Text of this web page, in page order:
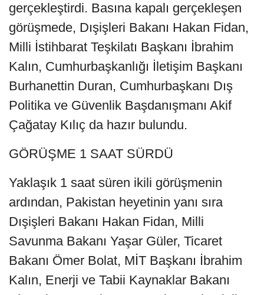
gerçekleştirdi. Basına kapalı gerçekleşen
görüşmede, Dışişleri Bakanı Hakan Fidan,
Milli İstihbarat Teşkilatı Başkanı İbrahim
Kalın, Cumhurbaşkanlığı İletişim Başkanı
Burhanettin Duran, Cumhurbaşkanı Dış
Politika ve Güvenlik Başdanışmanı Akif
Çağatay Kılıç da hazır bulundu.
GÖRÜŞME 1 SAAT SÜRDÜ
Yaklaşık 1 saat süren ikili görüşmenin
ardından, Pakistan heyetinin yanı sıra
Dışişleri Bakanı Hakan Fidan, Milli
Savunma Bakanı Yaşar Güler, Ticaret
Bakanı Ömer Bolat, MİT Başkanı İbrahim
Kalın, Enerji ve Tabii Kaynaklar Bakanı